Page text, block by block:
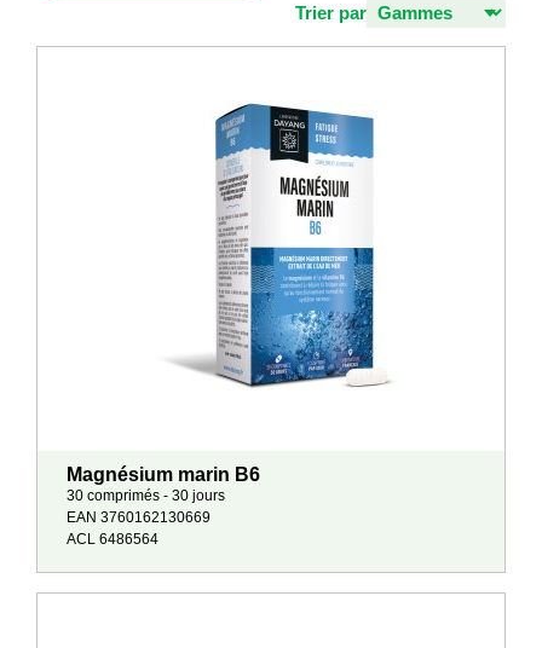
Trier par
Magnésium marin B6
30 comprimés - 30 jours
EAN 3760162130669
ACL 6486564